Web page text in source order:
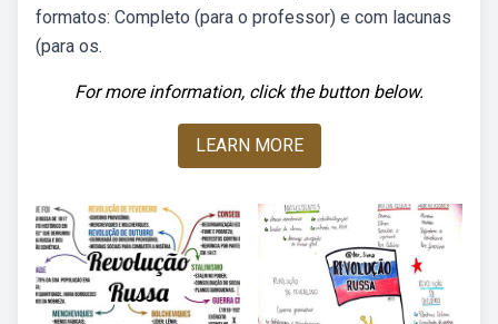
formatos: Completo (para o professor) e com lacunas
(para os.
For more information, click the button below.
LEARN MORE